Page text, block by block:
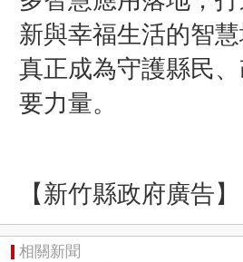
新與幸福生活的智
真正成為守護縣民
要力量。
【新竹縣政府廣告】
相關新聞